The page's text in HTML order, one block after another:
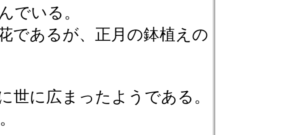
でいる。
であるが、正月の鉢植えの
に広まったようである。